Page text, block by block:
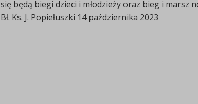
się będą biegi dzieci i młodzieży oraz bieg i
Bł. Ks. J. Popiełuszki 14 października 2023